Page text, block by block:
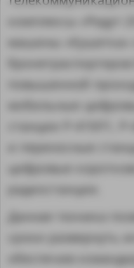
комплексы
машины «Кушетка»
повышенной
мобильные
станции Р-419Л1,
и переносные
цифровые
радиостанции.
Данная техника
сроки развернуть
обеспечив